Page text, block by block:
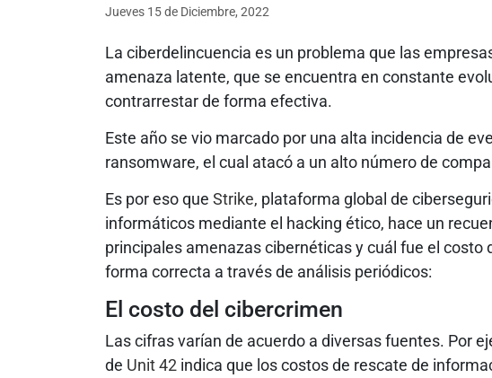
Jueves 15de Diciembre, 2022
La ciberdelincuencia es un problema que las
amenaza latente, que se encuentra en constante
contrarrestar de forma efectiva.
Este año se vio marcado por una alta incidencia de
ransomware, el cual atacó a un alto número de
Es por eso que Strike, plataforma global de
informáticos mediante el hacking ético, hace un
principales amenazas cibernéticas y cuál fue el costo
forma correcta a través de análisis periódicos:
El costo del cibercrimen
Las cifras varían de acuerdo a diversas fuentes. Por
de Unit 42 indica que los costos de rescate de